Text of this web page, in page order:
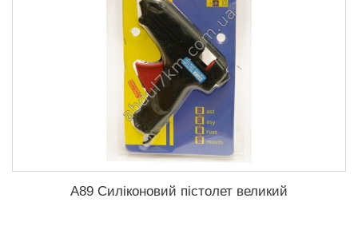
A89 Силіконовий пістолет великий